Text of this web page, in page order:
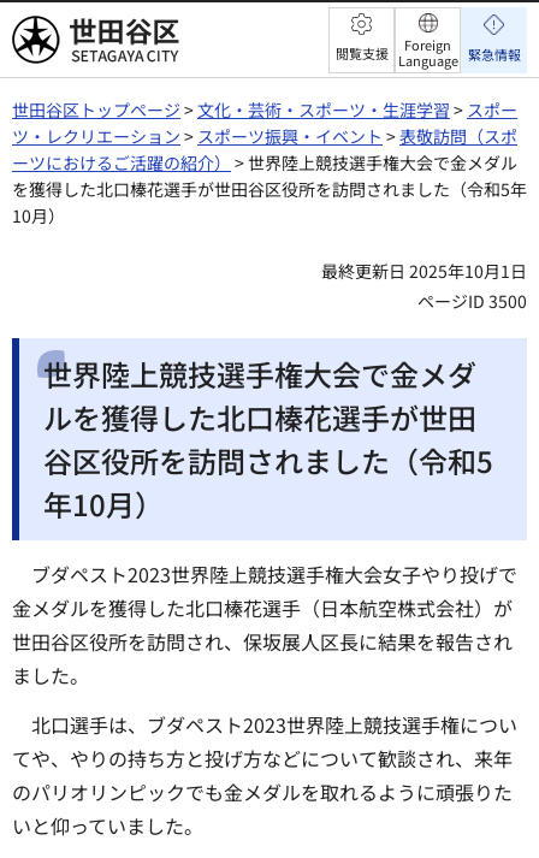
世田谷区 閲覧支援
Foreign
Language 緊急情報
世田谷区トップページ >文化・芸術・スポーツ・生涯学習 > スポー
ツ・レクリエーション > スポーツ振興・イベント >表敬訪問（スポ
ーツにおけるご活躍の紹介） > 世界陸上競技選手権大会で金メダル
を獲得した北口榛花選手が世田谷区役所を訪問されました（令和5年
10月）
最終更新日 2025年10月1日
ページID 3500
世界陸上競技選手権大会で金メダ
ルを獲得した北口榛花選手が世田
谷区役所を訪問されました（令和5
年10月）
ブダペスト2023世界陸上競技選手権大会女子やり投げで
金メダルを獲得した北口榛花選手（日本航空株式会社）が
世田谷区役所を訪問され、保坂展人区長に結果を報告され
ました。
北口選手は、ブダペスト2023世界陸上競技選手権につい
てや、やりの持ち方と投げ方などについて歓談され、来年
のパリオリンピックでも金メダルを取れるように頑張りた
いと仰っていました。